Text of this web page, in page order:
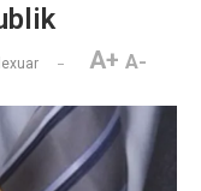
A+ A-